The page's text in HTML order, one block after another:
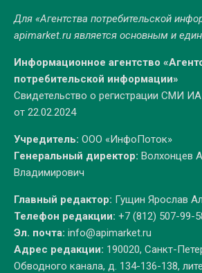
Для «Агентства потребительской
apimarket.ruявляется основным и
Информационное агентство
потребительской информации»
Свидетельство о регистрации СМИ
от 22.02.2024
Учредитель: ООО «ИнфоПоток»
Генеральный директор: Волхонцев
Владимирович
Главный редактор: Гущин Ярослав
Телефон редакции: +7 (812) 507-99-
Эл. почта: info@apimarket.ru
Адрес редакции: 190020, Санкт-
Обводного канала, д. 134-136-138,